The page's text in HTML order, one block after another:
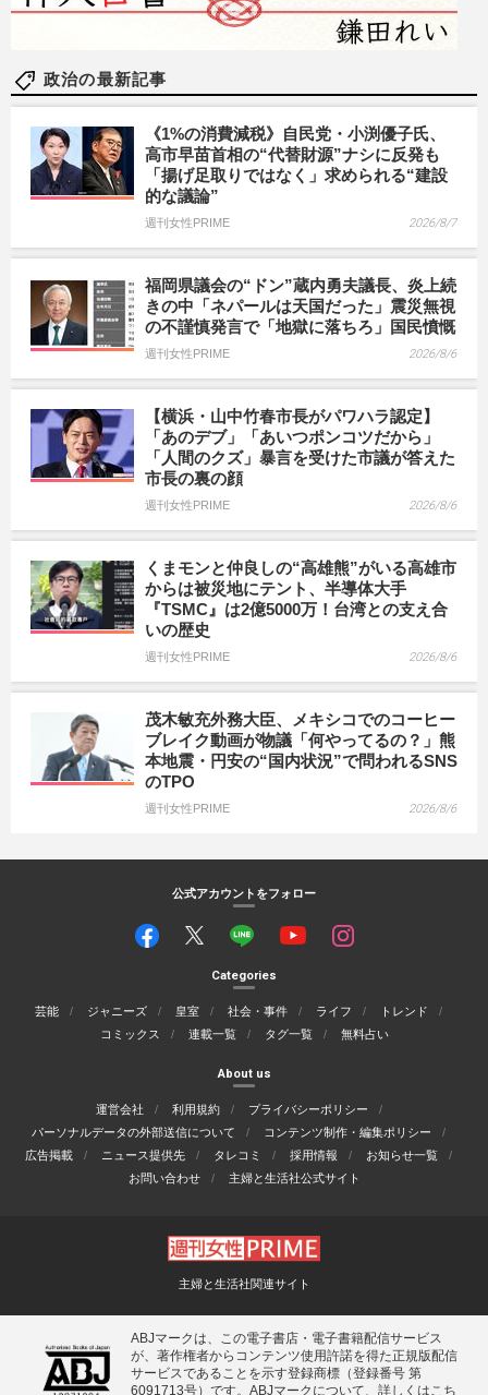
政治の最新記事
《1%の消費減税》自民党・小渕優子氏、
高市早苗首相の“代替財源”ナシに反発も
「揚げ足取りではなく」求められる“建設
的な議論”
週刊女性PRIME 2026/8/7
福岡県議会の“ドン”蔵内勇夫議長、炎上続
きの中「ネパールは天国だった」震災無視
の不謹慎発言で「地獄に落ちろ」国民憤慨
週刊女性PRIME 2026/8/6
【横浜・山中竹春市長がパワハラ認定】
「あのデブ」「あいつポンコツだから」
「人間のクズ」暴言を受けた市議が答えた
市長の裏の顔
週刊女性PRIME 2026/8/6
くまモンと仲良しの“高雄熊”がいる高雄市
からは被災地にテント、半導体大手
『TSMC』は2億5000万！台湾との支え合
いの歴史
週刊女性PRIME 2026/8/6
茂木敏充外務大臣、メキシコでのコーヒー
ブレイク動画が物議「何やってるの？」熊
本地震・円安の“国内状況”で問われるSNS
のTPO
週刊女性PRIME 2026/8/6
公式アカウントをフォロー
Categories
芸能 ジャニーズ 皇室 社会・事件 ライフ
トレンド
コミックス
連載一覧 タグ一覧 無料占い
About us
運営会社 利用規約
プライバシーポリシー
パーソナルデータの外部送信について
コンテンツ制作・編集ポリシー
広告掲載
ニュース提供先 タレコミ 採用情報
お知らせ一覧
お問い合わせ
主婦と生活社公式サイト
主婦と生活社関連サイト
ABJマークは、この電子書店・電子書籍配信サービス
が、著作権者からコンテンツ使用許諾を得た正規版配信
サービスであることを示す登録商標（登録番号 第
6091713号）です。ABJマークについて、詳しくはこち